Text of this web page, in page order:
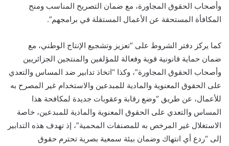
وأصحاب الحقوق المجاورة، مع ضمان التصريح المناسب ومنح
المكافأة المستحقة عن الأعمال المستقلة في برامجهم”.
كما يركز دفتر الشروط على “تعزيز وتشجيع الإنتاج الوطني، مع
ضمان حماية قانونية قوية وفعالة للمؤلفين والمنتجين الجزائريين
وأصحاب الحقوق المجاورة”، وكذا “اتخاذ تدابير ضد المساس والتعدي
على الحقوق المعنوية والمادية للمبدعين والاستخدام غير المصرح به
للأعمال، عن طريق “وضع رقابة وعقوبات جديدة لمكافحة هذا
المساس والتعدي على الحقوق المعنوية والمادية للمبدعين، خاصة
الاستغلال غير المرخص به للمصنفات المحمية”، إذ تهدف هذه التدابير
إلى “ردع أي انتهاك وضمان بيئة سمعية بصرية تحترم حقوق